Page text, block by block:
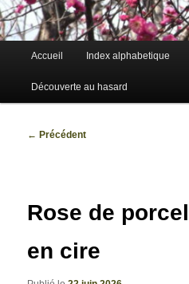
Accueil Index alphabetique
Découverte au hasard
Navigation
← Précédent
Rose de
en cire